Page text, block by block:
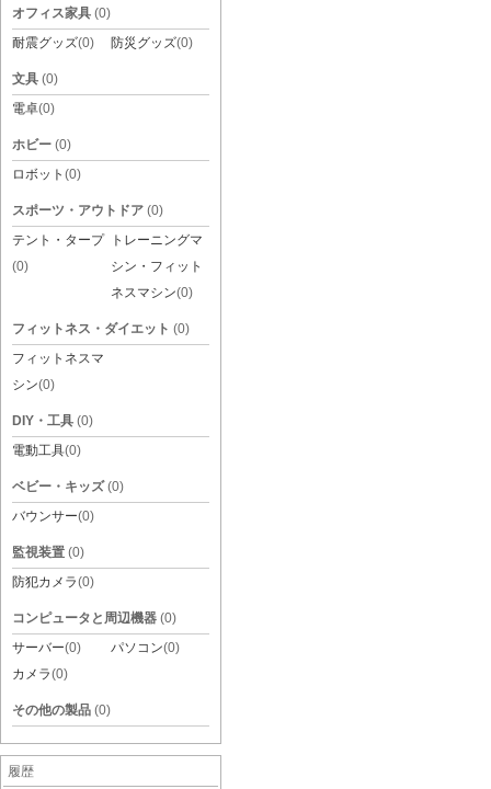
オフィス家具 (0)
耐震グッズ(0) 防災グッズ(0)
文具 (0)
電卓(0)
ホビー (0)
ロボット (0)
スポーツ・アウトドア (0)
テント・タープ
(0)
トレーニングマ
シン・フィット
ネスマシン(0)
フィットネス・ダイエット (0)
フィットネスマ
シン(0)
DIY・工具 (0)
電動工具(0)
ベビー・キッズ(0)
バウンサー(0)
監視装置 (0)
防犯カメラ(0)
コンピュータと周辺機器 (0)
サーバー(0) パソコン(0)
カメラ(0)
その他の製品 (0)
履歴